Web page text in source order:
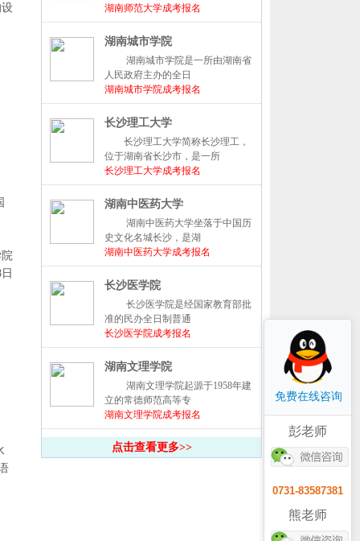
湖南师范大学成考报名
湖南城市学院
湖南城市学院是一所由湖南省
人民政府主办的全日
湖南城市学院成考报名
长沙理工大学
长沙理工大学简称长沙理工，
位于湖南省长沙市，是一所
长沙理工大学成考报名
湖南中医药大学
湖南中医药大学坐落于中国历
史文化名城长沙，是湖
湖南中医药大学成考报名
长沙医学院
长沙医学院是经国家教育部批
准的民办全日制普通
长沙医学院成考报名
湖南文理学院
湖南文理学院起源于1958年建
立的常德师范高等专
湖南文理学院成考报名
点击查看更多>>
免费在线咨询
彭老师
0731-83587381
熊老师